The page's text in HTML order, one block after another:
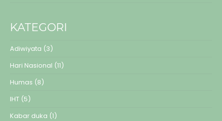
KATEGORI
Adiwiyata (3)
Hari Nasional (11)
Humas (8)
IHT (5)
Kabar duka (1)